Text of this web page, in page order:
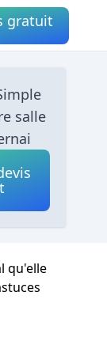
gratuit
salle
qu'elle